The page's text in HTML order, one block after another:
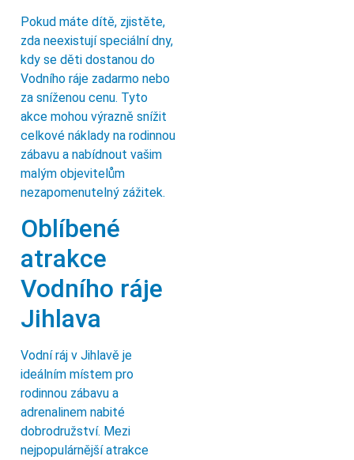
Pokud máte dítě, zjistěte,
zda neexistují speciální dny,
kdy se děti dostanou do
Vodního ráje zadarmo nebo
za sníženou cenu. Tyto
akce mohou výrazně snížit
celkové náklady na rodinnou
zábavu a nabídnout vašim
malým objevitelům
nezapomenutelný zážitek.
Oblíbené
atrakce
Vodního ráje
Jihlava
Vodní ráj v Jihlavě je
ideálním místem pro
rodinnou zábavu a
adrenalinem nabité
dobrodružství. Mezi
nejpopulárnější atrakce